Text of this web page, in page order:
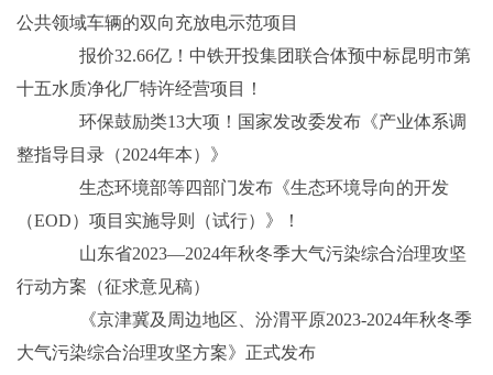
公共领域车辆的双向充放电示范项目
报价32.66亿！中铁开投集团联合体预中标昆明市第
十五水质净化厂特许经营项目！
环保鼓励类13大项！国家发改委发布《产业体系调
整指导目录（2024年本）》
生态环境部等四部门发布《生态环境导向的开发
（EOD）项目实施导则（试行）》！
山东省2023—2024年秋冬季大气污染综合治理攻坚
行动方案（征求意见稿）
《京津冀及周边地区、汾渭平原2023-2024年秋冬季
大气污染综合治理攻坚方案》正式发布